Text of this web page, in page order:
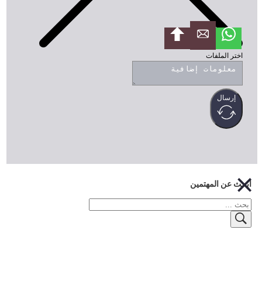
الملفات
إرسال
عن المهتمين